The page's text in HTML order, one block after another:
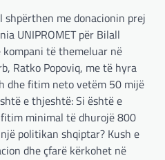
me donacionin prej
UNIPROMET për Bilall
kompani të themeluar në
Ratko Popoviq, me të hyra
dhe fitim neto vetëm 50 mijë
e thjeshtë: Si është e
minimal të dhurojë 800
politikan shqiptar? Kush e
dhe çfarë kërkohet në